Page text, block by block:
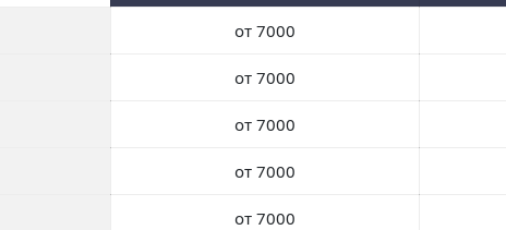
от 7000
от 7000
от 7000
от 7000
от 7000